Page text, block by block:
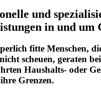
und
in und um
fitte Menschen,
scheuen, geraten
Haushalts- oder
Grenzen.